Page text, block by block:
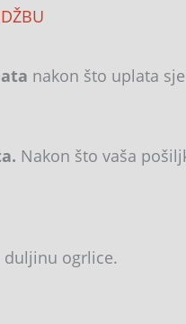
nakon što uplata
Nakon što vaša
duljinu ogrlice.